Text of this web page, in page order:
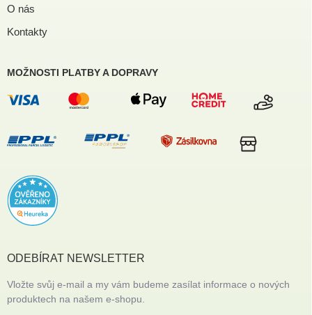
O nás
Kontakty
MOŽNOSTI PLATBY A DOPRAVY
ODEBÍRAT NEWSLETTER
Vložte svůj e-mail a my vám budeme zasílat informace o nových
produktech na našem e-shopu.